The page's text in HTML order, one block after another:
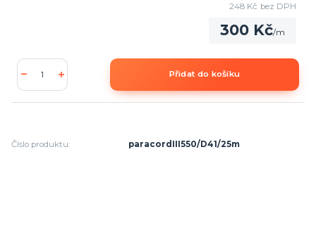
300 Kč/m
248 Kč bez DPH
Přidat do košíku
Číslo produktu: paracordIII550/D41/25m